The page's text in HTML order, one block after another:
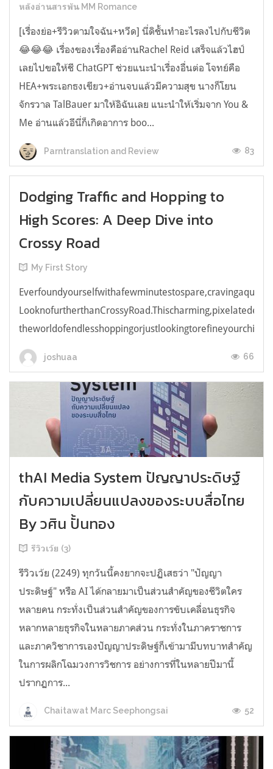
หลังอ่านสารพัน MM Romance
[เรื่องย่อ+รีวิวตามใจฉัน+หวีด] นี่ดิชั้นทำอะไรลงไปกับชีวิต
😂😂😂 เรื่องของเรื่องคืออ่านRachel Reid เสร็จแล้วไฮป์
เลยไปขอให้ชี ChatGPT ช่วยแนะนำเรื่องอื่นต่อ โจทย์คือ
HEA+พระเอกธงเขียว+อ่านจบแล้วมีความสุข นางก็โยน
จักรวาล TalBauer มาให้อิฉันเลย แนะนำให้เริ่มจาก You &
Me อ่านแล้วอีนี่ก็เกิดอาการ boo...
Parntranslation and Review 83
Dodging Traffic and Hopping to
High Scores: A Deep Dive into
Crossy Road
My First Story
joshuaa 66
thAI Media System ปัญญาประดิษฐ์
กับความเปลี่ยนแปลงของระบบสื่อไทย
By วศิน ปั้นทอง
รีวิวเว้ย (3)
รีวิวเว้ย (2249) ทุกวันนี้คงยากจะปฏิเสธว่า "ปัญญา
ประดิษฐ์" หรือ AI ได้กลายมาเป็นส่วนสำคัญของชีวิตใคร
หลายคน กระทั่งเป็นส่วนสำคัญของการขับเคลื่อนธุรกิจ
หลากหลายธุรกิจในหลายภาคส่วน กระทั่งในภาคราชการ
และภาควิชาการเองปัญญาประดิษฐ์ก็เข้ามามีบทบาทสำคัญ
ในการผลิกโฉมวงการวิชการ อย่างการที่ในหลายปีมานี้
ปรากฏการ...
Chaitawat Marc Seephongsai 52